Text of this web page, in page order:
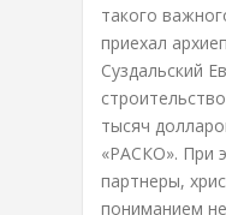
такого
приехал
Суздальский
тысяч
«РАСКО». При
партнеры,
пониманием